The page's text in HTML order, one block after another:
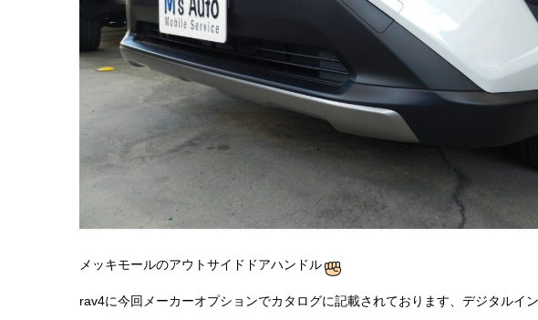
メッキモールのアウトサイドドアハンドル
rav4に今回メーカーオプションでカタログに記載されております、デジタルイ